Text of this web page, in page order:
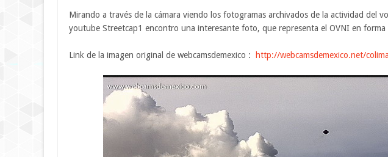
Mirando a través de la cámara viendo los fotogramas archivados de la actividad del
youtube Streetcap1 encontro una interesante foto, que representa el OVNI en forma
Link de la imagen original de webcamsdemexico : http://webcamsdemexico.net/